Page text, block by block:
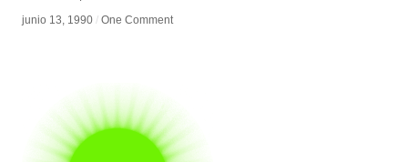
junio 13, 1990 / One Comment
junio 13, 1990 / One Comment